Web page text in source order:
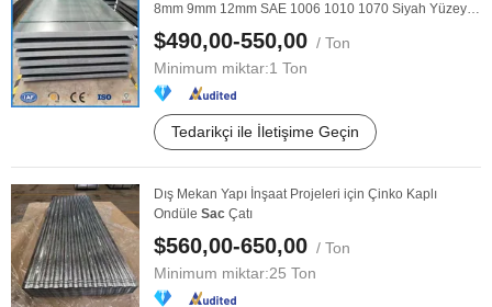
8mm 9mm 12mm SAE 1006 1010 1070 Siyah Yüzey
Demir ...
$490,00-550,00 / Ton
Minimum miktar:1 Ton
Tedarikçi ile İletişime Geçin
Dış Mekan Yapı İnşaat Projeleri için Çinko Kaplı
Ondüle Sac Çatı
$560,00-650,00 / Ton
Minimum miktar:25 Ton